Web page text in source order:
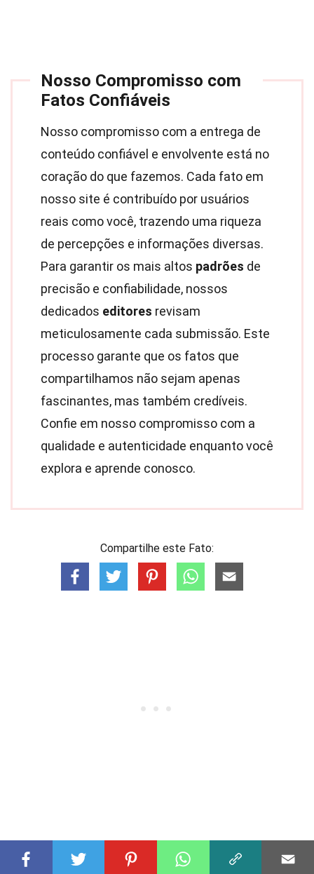
Nosso Compromisso com
Fatos Confiáveis
Nosso compromisso com a entrega de
conteúdo confiável e envolvente está no
coração do que fazemos. Cada fato em
nosso site é contribuído por usuários
reais como você, trazendo uma riqueza
de percepções e informações diversas.
Para garantir os mais altos padrões de
precisão e confiabilidade, nossos
dedicados editores revisam
meticulosamente cada submissão. Este
processo garante que os fatos que
compartilhamos não sejam apenas
fascinantes, mas também credíveis.
Confie em nosso compromisso com a
qualidade e autenticidade enquanto você
explora e aprende conosco.
Compartilhe este Fato:
FATOS EM DESTAQUE